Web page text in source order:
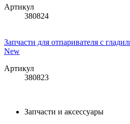
Артикул
380824
Запчасти для отпаривателя с
New
Артикул
380823
Запчасти и аксессуары